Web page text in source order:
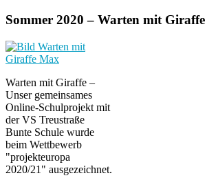
Sommer 2020 – Warten mit Giraffe
Warten mit Giraffe –
Unser gemeinsames
Online-Schulprojekt mit
der VS Treustraße
Bunte Schule wurde
beim Wettbewerb
"projekteuropa
2020/21" ausgezeichnet.